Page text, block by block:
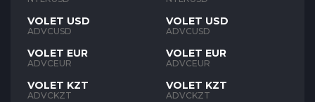
VOLET USD
ADVCUSD
VOLET EUR
ADVCEUR
VOLET KZT
ADVCKZT
VOLET USD
ADVCUSD
VOLET EUR
ADVCEUR
VOLET KZT
ADVCKZT